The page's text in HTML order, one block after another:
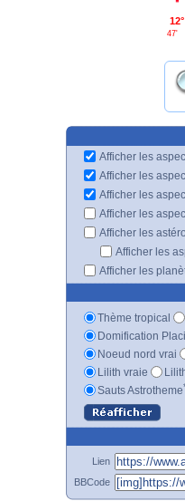
12°
47'
Afficher les
Afficher les
Afficher les
Afficher les
Afficher les
Afficher les
Afficher les
Thème tropical
Domification
Noeud nord vrai
Lilith vraie
Sauts Astrotheme
Lien
BBCode